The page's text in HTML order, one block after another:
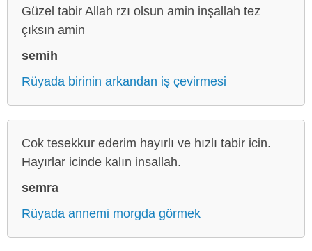
Güzel tabir Allah rzı olsun amin inşallah tez
çıksın amin
semih
Rüyada birinin arkandan iş çevirmesi
Cok tesekkur ederim hayırlı ve hızlı tabir icin.
Hayırlar icinde kalın insallah.
semra
Rüyada annemi morgda görmek